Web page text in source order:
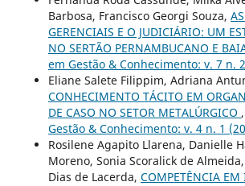
Barbosa, Francisco Georgi Souza,
GERENCIAIS E O JUDICIÁRIO: UM
NO SERTÃO PERNAMBUCANO E
em Gestão & Conhecimento: v. 7 n.
Eliane Salete Filippim, Adriana
CONHECIMENTO TÁCITO EM
DE CASO NO SETOR METALÚRGICO ,
Gestão & Conhecimento: v. 4 n. 1
Rosilene Agapito Llarena, Danielle
Moreno, Sonia Scoralick de
Dias de Lacerda, COMPETÊNCIA